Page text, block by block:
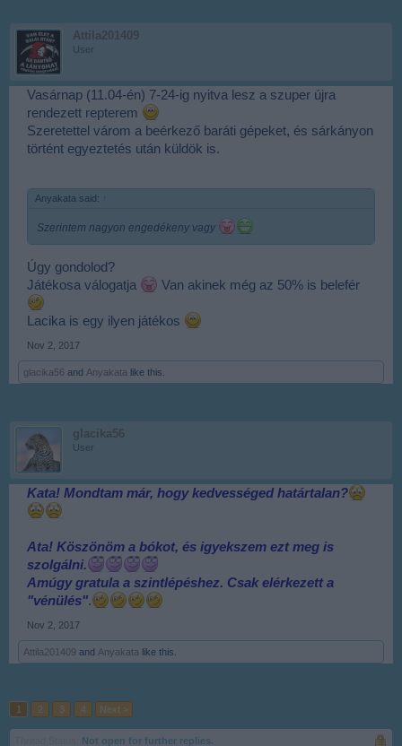
Attila201409
User
Vasárnap (11.04-én) 7-24-ig nyitva lesz a szuper újra
rendezett repterem
Szeretettel várom a beérkező baráti gépeket, és sárkányon
történt egyeztetés után küldök is.
Anyakata said: ↑
Szerintem nagyon engedékeny vagy
Úgy gondolod?
Játékosa válogatja
Van akinek még az 50% is belefér
Lacika is egy ilyen játékos
Nov 2, 2017
glacika56 and Anyakata like this.
glacika56
User
Kata! Mondtam már, hogy kedvességed határtalan?
Ata! Köszönöm a bókot, és igyekszem ezt meg is
szolgálni.
Amúgy gratula a szintlépéshez. Csak elérkezett a
"vénülés".
Nov 2, 2017
Attila201409 and Anyakata like this.
1 2 3 4 Next >
Not open for further replies.